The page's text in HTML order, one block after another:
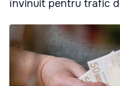
învinuit pentru trafic